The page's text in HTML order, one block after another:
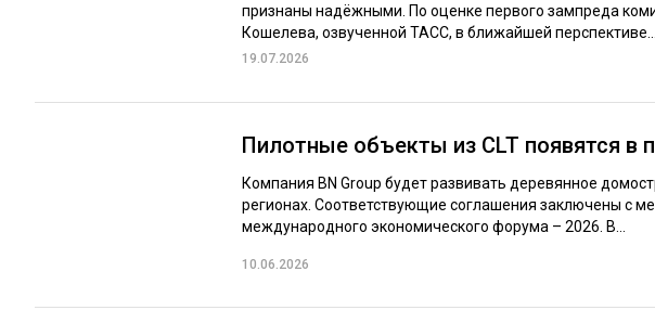
признаны надёжными. По оценке первого зампреда
Кошелева, озвученной ТАСС, в ближайшей перспективе...
19.07.2026
Пилотные объекты из CLT появятся в
Компания BN Group будет развивать деревянное
регионах. Соответствующие соглашения заключены с
международного экономического форума – 2026. В...
10.06.2026